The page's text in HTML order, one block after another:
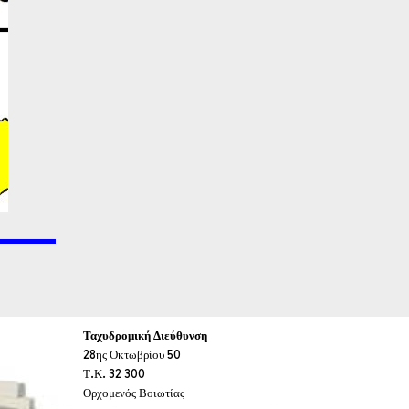
Ταχυδρομική Διεύθυνση
28ης Οκτωβρίου 50
Τ.Κ. 32 300
Ορχομενός Βοιωτίας